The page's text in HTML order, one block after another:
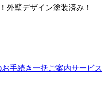
外壁デザイン塗装済み！